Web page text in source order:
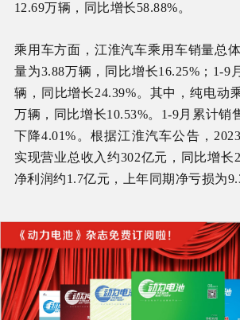
12.69万辆，同比增长58.88%。
乘用车方面，江淮汽车乘用车销量总
量为3.88万辆，同比增长16.25%；1-9
辆，同比增长24.39%。其中，纯电动
万辆，同比增长10.53%。1-9月累计销
下降4.01%。根据江淮汽车公告，
实现营业总收入约302亿元，同比增长
净利润约1.7亿元，上年同期净亏损为